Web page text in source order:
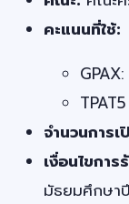
คะแนนที่ใช้:
จำนวนการ
เงื่อนไขกา
มัธยมศึกษา